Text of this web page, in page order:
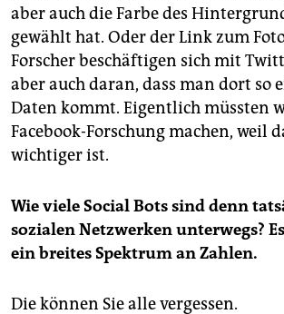
aber auch die Farbe des
gewählt hat. Oder der Link zum
Forscher beschäftigen sich mit
aber auch daran, dass man dort so
Daten kommt. Eigentlich müssten
Facebook-Forschung machen, weil
wichtiger ist.
Wie viele Social Bots sind denn
sozialen Netzwerken unterwegs?
ein breites Spektrum an Zahlen.
Die können Sie alle vergessen.